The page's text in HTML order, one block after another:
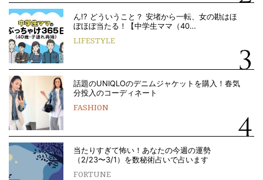
ん!? どういうこと？ 安堵から一転、女の勘はほ
ぼほぼ当たる！【中学生ママ（40…
LIFESTYLE
話題のUNIQLOのデニムジャケットを購入！春気
分投入のコーディネート
FASHION
当たりすぎて怖い！あなたの今週の運勢
（2/23〜3/1）を数秘術占いで占います
FORTUNE